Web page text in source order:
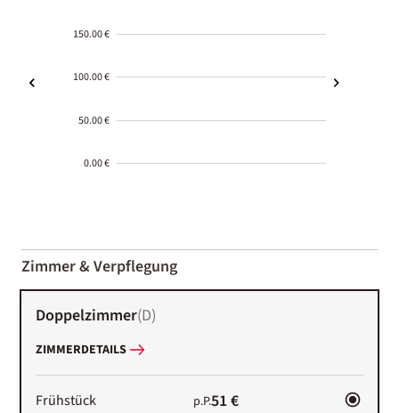
150.00 €
100.00 €
50.00 €
0.00 €
01-02
Zimmer & Verpflegung
Doppelzimmer(D)
ZIMMERDETAILS
Frühstück p.P.51 €